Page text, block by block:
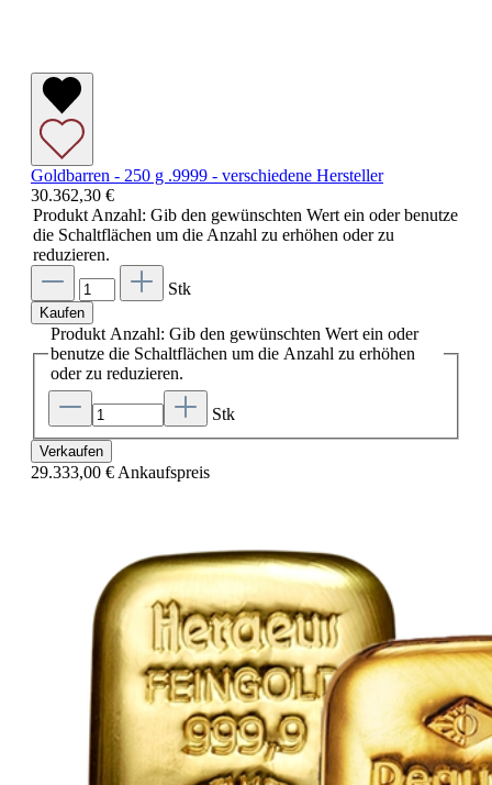
Goldbarren - 250 g .9999 - verschiedene Hersteller
30.362,30 €
Produkt Anzahl: Gib den gewünschten Wert ein oder benutze
die Schaltflächen um die Anzahl zu erhöhen oder zu
reduzieren.
Stk
Kaufen
Produkt Anzahl: Gib den gewünschten Wert ein oder
benutze die Schaltflächen um die Anzahl zu erhöhen
oder zu reduzieren.
Stk
Verkaufen
29.333,00 € Ankaufspreis